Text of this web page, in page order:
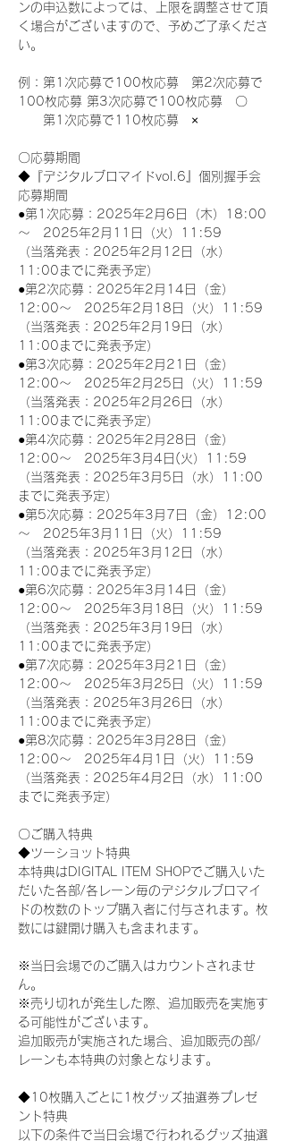
ンの申込数によっては、上限を調整させて頂
く場合がございますので、予めご了承くださ
い。
例：第1次応募で100枚応募　第2次応募で
100枚応募 第3次応募で100枚応募　〇
第1次応募で110枚応募　×
〇応募期間
◆『デジタルブロマイドvol.6』個別握手会
応募期間
●第1次応募：2025年2月6日（木）18:00
～　2025年2月11日（火）11:59
（当落発表：2025年2月12日（水）
11:00までに発表予定）
●第2次応募：2025年2月14日（金）
12:00～　2025年2月18日（火）11:59
（当落発表：2025年2月19日（水）
11:00までに発表予定）
●第3次応募：2025年2月21日（金）
12:00～　2025年2月25日（火）11:59
（当落発表：2025年2月26日（水）
11:00までに発表予定）
●第4次応募：2025年2月28日（金）
12:00～　2025年3月4日(火）11:59
（当落発表：2025年3月5日（水）11:00
までに発表予定）
●第5次応募：2025年3月7日（金）12:00
～　2025年3月11日（火）11:59
（当落発表：2025年3月12日（水）
11:00までに発表予定）
●第6次応募：2025年3月14日（金）
12:00～　2025年3月18日（火）11:59
（当落発表：2025年3月19日（水）
11:00までに発表予定）
●第7次応募：2025年3月21日（金）
12:00～　2025年3月25日（火）11:59
（当落発表：2025年3月26日（水）
11:00までに発表予定）
●第8次応募：2025年3月28日（金）
12:00～　2025年4月1日（火）11:59
（当落発表：2025年4月2日（水）11:00
までに発表予定）
〇ご購入特典
◆ツーショット特典
本特典はDIGITAL ITEM SHOPでご購入いた
だいた各部/各レーン毎のデジタルブロマイ
ドの枚数のトップ購入者に付与されます。枚
数には鍵開け購入も含まれます。
※当日会場でのご購入はカウントされませ
ん。
※売り切れが発生した際、追加販売を実施す
る可能性がございます。
追加販売が実施された場合、追加販売の部/
レーンも本特典の対象となります。
◆10枚購入ごとに1枚グッズ抽選券プレゼ
ント特典
以下の条件で当日会場で行われるグッズ抽選